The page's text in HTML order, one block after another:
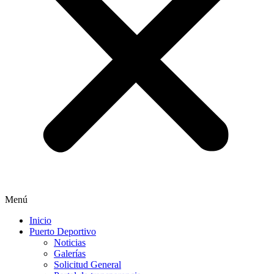
Menú
Inicio
Puerto Deportivo
Noticias
Galerías
Solicitud General